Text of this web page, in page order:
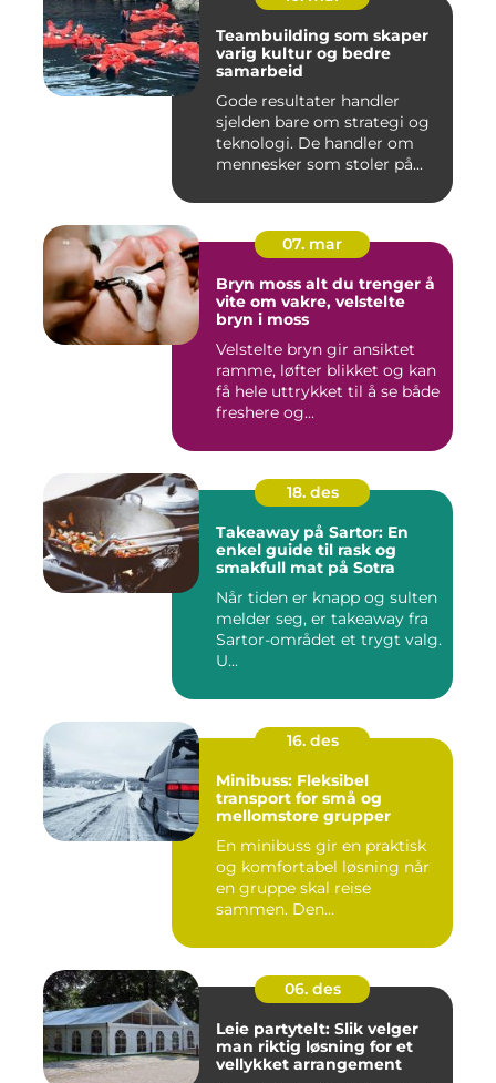
Teambuilding som skaper
varig kultur og bedre
samarbeid
Gode resultater handler
sjelden bare om strategi og
teknologi. De handler om
mennesker som stoler på...
07. mar
Bryn moss alt du trenger å
vite om vakre, velstelte
bryn i moss
Velstelte bryn gir ansiktet
ramme, løfter blikket og kan
få hele uttrykket til å se både
freshere og...
18. des
Takeaway på Sartor: En
enkel guide til rask og
smakfull mat på Sotra
Når tiden er knapp og sulten
melder seg, er takeaway fra
Sartor-området et trygt valg.
U...
16. des
Minibuss: Fleksibel
transport for små og
mellomstore grupper
En minibuss gir en praktisk
og komfortabel løsning når
en gruppe skal reise
sammen. Den...
06. des
Leie partytelt: Slik velger
man riktig løsning for et
vellykket arrangement